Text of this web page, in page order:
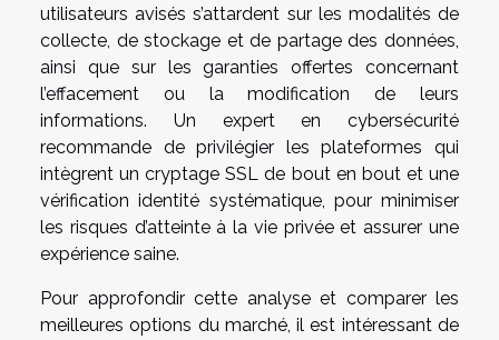
utilisateurs avisés s’attardent sur les modalités de
collecte, de stockage et de partage des données,
ainsi que sur les garanties offertes concernant
l’effacement ou la modification de leurs
informations. Un expert en cybersécurité
recommande de privilégier les plateformes qui
intègrent un cryptage SSL de bout en bout et une
vérification identité systématique, pour minimiser
les risques d’atteinte à la vie privée et assurer une
expérience saine.
Pour approfondir cette analyse et comparer les
meilleures options du marché, il est intéressant de